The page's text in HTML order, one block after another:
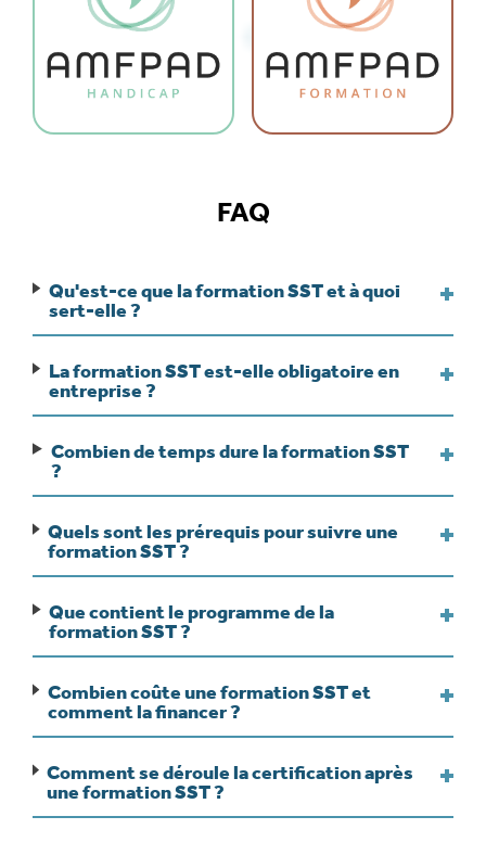
FAQ
Qu'est-ce que la formation SST et à quoi
sert-elle ?
La formation SST est-elle obligatoire en
entreprise ?
Combien de temps dure la formation SST
?
Quels sont les prérequis pour suivre une
formation SST ?
Que contient le programme de la
formation SST ?
Combien coûte une formation SST et
comment la financer ?
Comment se déroule la certification après
une formation SST ?